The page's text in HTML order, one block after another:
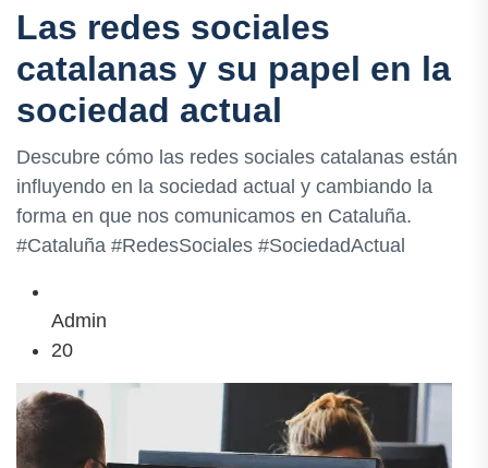
Las redes sociales
catalanas y su papel en la
sociedad actual
Descubre cómo las redes sociales catalanas están
influyendo en la sociedad actual y cambiando la
forma en que nos comunicamos en Cataluña.
#Cataluña #RedesSociales #SociedadActual
Admin
20